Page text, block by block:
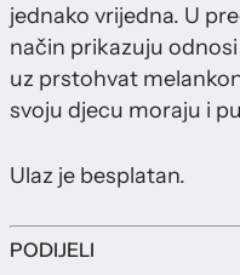
jednako vrijedna. U
način prikazuju
uz prstohvat
svoju djecu moraju i
Ulaz je besplatan.
PODIJELI